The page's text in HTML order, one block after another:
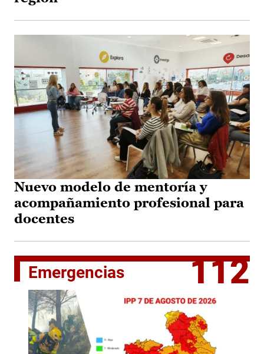
Nuevo modelo de mentoría y
acompañamiento profesional para
docentes
Emergencias 112